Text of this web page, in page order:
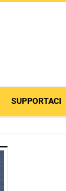
SUPPORTACI